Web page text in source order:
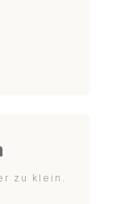
zu klein.